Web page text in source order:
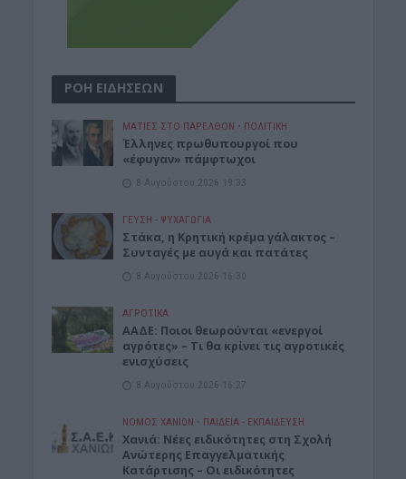
ΡΟΗ ΕΙΔΗΣΕΩΝ
ΜΑΤΙΕΣ ΣΤΟ ΠΑΡΕΛΘΟΝ • ΠΟΛΙΤΙΚΗ
Έλληνες πρωθυπουργοί που
«έφυγαν» πάμφτωχοι
8 Αυγούστου 2026 19:33
ΓΕΎΣΗ - ΨΥΧΑΓΩΓΊΑ
Στάκα, η Κρητική κρέμα γάλακτος –
Συνταγές με αυγά και πατάτες
8 Αυγούστου 2026 16:30
ΑΓΡΟΤΙΚΑ
ΑΑΔΕ: Ποιοι θεωρούνται «ενεργοί
αγρότες» – Τι θα κρίνει τις αγροτικές
ενισχύσεις
8 Αυγούστου 2026 16:27
ΝΟΜΌΣ ΧΑΝΊΩΝ • ΠΑΙΔΕΙΑ - ΕΚΠΑΙΔΕΥΣΗ
Χανιά: Νέες ειδικότητες στη Σχολή
Ανώτερης Επαγγελματικής
Κατάρτισης – Οι ειδικότητες